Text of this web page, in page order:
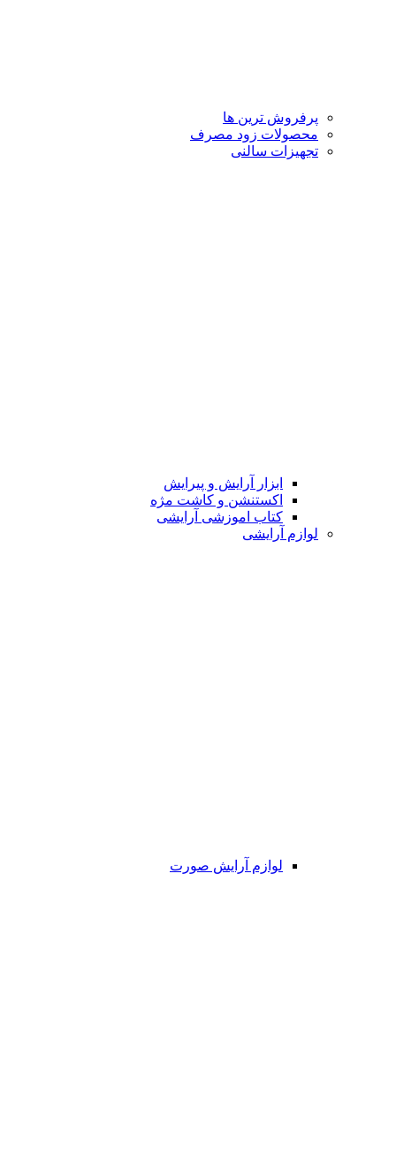
پرفروش ترین ها
محصولات زود مصرف
تجهیزات سالنی
ابزار آرایش و پیرایش
اکستنشن و کاشت مژه
کتاب اموزشی آرایشی
لوازم آرایشی
لوازم آرایش صورت